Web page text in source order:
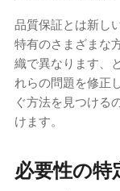
品質保証とは新し
特有のさまざまな
織で異なります、
れらの問題を修正
ぐ方法を見つける
けます。
必要性の特